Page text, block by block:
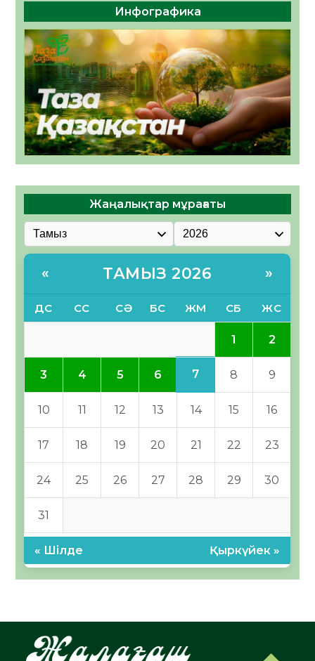
Инфографика
Жаңалықтар мұрағаты
« ТАМЫЗ 2026 »
ДС СС СӘ БС ЖМ СБ ЖС
1 2
3 4 5 6 7 8 9
10 11 12 13 14 15 16
17 18 19 20 21 22 23
24 25 26 27 28 29 30
31
« Шілде Қыркүйек »